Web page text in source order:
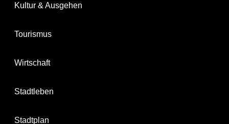
Kultur & Ausgehen
Tourismus
Wirtschaft
Stadtleben
Stadtplan